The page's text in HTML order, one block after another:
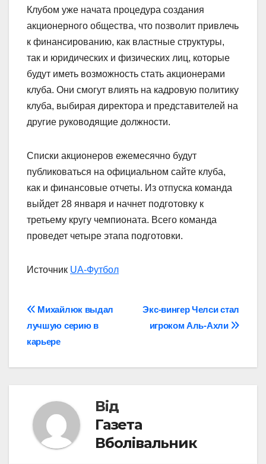
Клубом уже начата процедура создания
акционерного общества, что позволит привлечь
к финансированию, как властные структуры,
так и юридических и физических лиц, которые
будут иметь возможность стать акционерами
клуба. Они смогут влиять на кадровую политику
клуба, выбирая директора и представителей на
другие руководящие должности.
Списки акционеров ежемесячно будут
публиковаться на официальном сайте клуба,
как и финансовые отчеты. Из отпуска команда
выйдет 28 января и начнет подготовку к
третьему кругу чемпионата. Всего команда
проведет четыре этапа подготовки.
Источник UA-Футбол
Навігація
записів
Экс-вингер Челси стал
игроком Аль-Ахли
Михайлюк выдал
лучшую серию в
карьере
Від
Газета
Вболівальник